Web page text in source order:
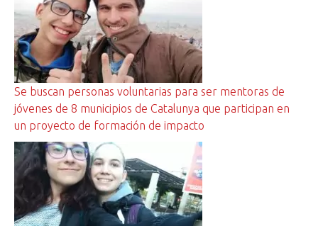
Se buscan personas voluntarias para ser mentoras de
jóvenes de 8 municipios de Catalunya que participan en
un proyecto de formación de impacto